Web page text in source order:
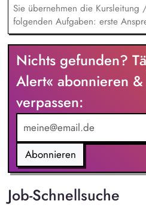
Sie übernehmen die Kursleitung
folgenden Aufgaben: erste
Teilnehmer*innen,
Dozent*innen-Planung /
Prüfungen. Sie unterrichten nach
Pflegeberufegesetz (PflBG)
die Teilnehmenden (ausländische
mündliche und praktische
und nehmen mündliche und
begleiten die Teilnehmenden in
und unterstützen den Theorie-
Nichts gefunden?
Alert« abonnieren &
verpassen:
Abonnieren
Job-Schnellsuche